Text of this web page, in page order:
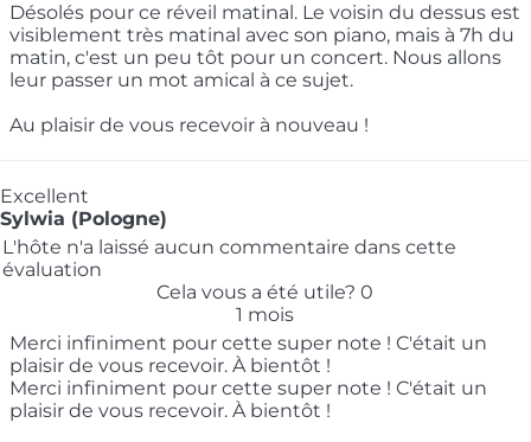
Désolés pour ce réveil matinal. Le voisin du dessus est
visiblement très matinal avec son piano, mais à 7h du
matin, c'est un peu tôt pour un concert. Nous allons
leur passer un mot amical à ce sujet.
Au plaisir de vous recevoir à nouveau !
Excellent
Sylwia (Pologne)
L'hôte n'a laissé aucun commentaire dans cette
évaluation
Cela vous a été utile? 0
1 mois
Merci infiniment pour cette super note ! C'était un
plaisir de vous recevoir. À bientôt !
Merci infiniment pour cette super note ! C'était un
plaisir de vous recevoir. À bientôt !